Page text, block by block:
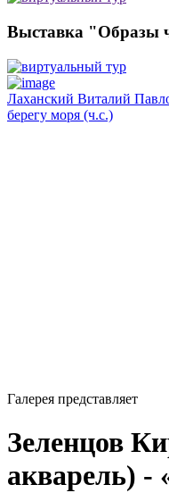
Выставка "Образы
Лаханский Виталий
берегу моря (ч.с.)
Галерея представляет
Зеленцов
акварель) -